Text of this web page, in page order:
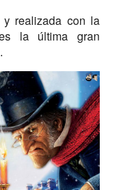
y realizada con la
la última gran
.